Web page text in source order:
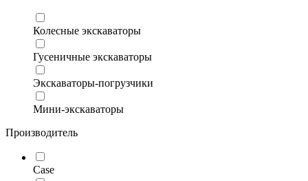
Колесные экскаваторы
Гусеничные экскаваторы
Экскаваторы-погрузчики
Мини-экскаваторы
Производитель
Case